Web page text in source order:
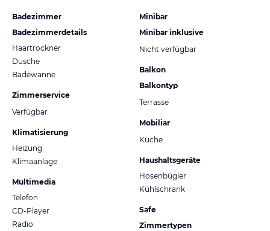
Badezimmer
Badezimmerdetails
Haartrockner
Dusche
Badewanne
Zimmerservice
Verfügbar
Klimatisierung
Heizung
Klimaanlage
Multimedia
Telefon
CD-Player
Radio
Minibar
Minibar inklusive
Nicht verfügbar
Balkon
Balkontyp
Terrasse
Mobiliar
Küche
Haushaltsgeräte
Hosenbügler
Kühlschrank
Safe
Zimmertypen